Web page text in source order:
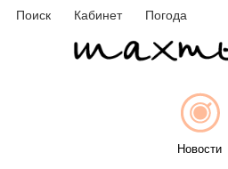
Поиск Кабинет Погода
Новости